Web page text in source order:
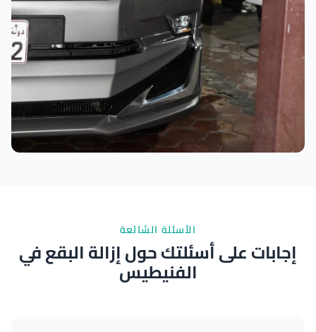
الأسئلة الشائعة
إجابات على أسئلتك حول إزالة البقع في
الفنيطيس